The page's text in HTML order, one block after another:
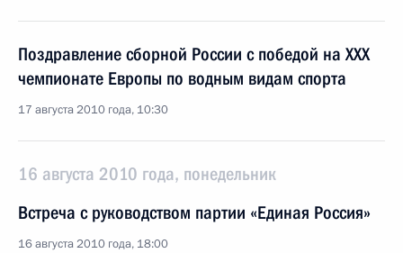
Поздравление сборной России с победой на XXX
чемпионате Европы по водным видам спорта
17 августа 2010 года, 10:30
16 августа 2010 года, понедельник
Встреча с руководством партии «Единая Россия»
16 августа 2010 года, 18:00